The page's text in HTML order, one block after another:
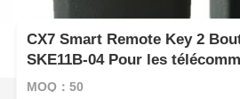
CX7 Smart Remote Key 2
SKE11B-04 Pour les
tableau de bord
MOQ：50